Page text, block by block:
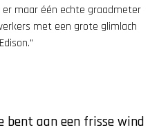
er maar één echte graadmeter
met een grote glimlach
bent aan een frisse wind